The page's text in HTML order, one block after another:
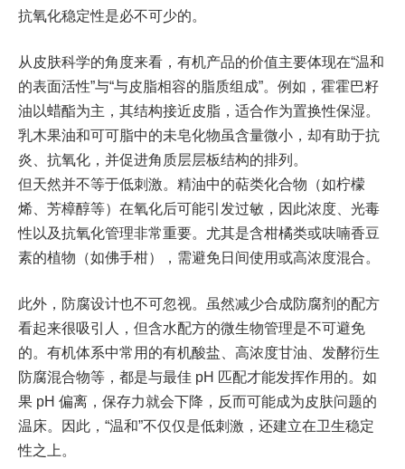
抗氧化稳定性是必不可少的。
从皮肤科学的角度来看，有机产品的价值主要体现在“温和
的表面活性”与“与皮脂相容的脂质组成”。例如，霍霍巴籽
油以蜡酯为主，其结构接近皮脂，适合作为置换性保湿。
乳木果油和可可脂中的未皂化物虽含量微小，却有助于抗
炎、抗氧化，并促进角质层层板结构的排列。
但天然并不等于低刺激。精油中的萜类化合物（如柠檬
烯、芳樟醇等）在氧化后可能引发过敏，因此浓度、光毒
性以及抗氧化管理非常重要。尤其是含柑橘类或呋喃香豆
素的植物（如佛手柑），需避免日间使用或高浓度混合。
此外，防腐设计也不可忽视。虽然减少合成防腐剂的配方
看起来很吸引人，但含水配方的微生物管理是不可避免
的。有机体系中常用的有机酸盐、高浓度甘油、发酵衍生
防腐混合物等，都是与最佳 pH 匹配才能发挥作用的。如
果 pH 偏离，保存力就会下降，反而可能成为皮肤问题的
温床。因此，“温和”不仅仅是低刺激，还建立在卫生稳定
性之上。